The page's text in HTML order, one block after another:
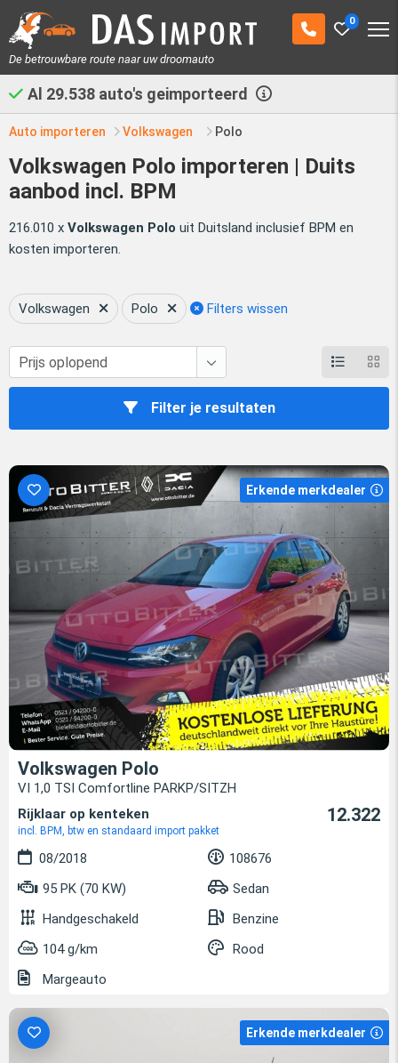
0
De betrouwbare route naar uw droomauto
Al 29.538 auto's geimporteerd
Auto importeren Volkswagen Polo
Volkswagen Polo importeren | Duits
aanbod incl. BPM
216.010 x Volkswagen Polo uit Duitsland inclusief BPM en
kosten importeren.
Volkswagen Polo Filters wissen
Filter je resultaten
Erkende merkdealer
Volkswagen Polo
VI 1,0 TSI Comfortline PARKP/SITZH
Rijklaar op kenteken
incl. BPM, btw en standaard import pakket
12.322
08/2018
108676
95 PK (70 KW)
Sedan
Handgeschakeld
Benzine
104 g/km
Rood
Margeauto
Erkende merkdealer